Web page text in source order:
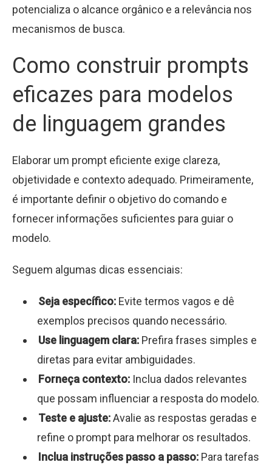
potencializa o alcance orgânico e a relevância nos
mecanismos de busca.
Como construir prompts
eficazes para modelos
de linguagem grandes
Elaborar um prompt eficiente exige clareza,
objetividade e contexto adequado. Primeiramente,
é importante definir o objetivo do comando e
fornecer informações suficientes para guiar o
modelo.
Seguem algumas dicas essenciais:
Seja específico: Evite termos vagos e dê
exemplos precisos quando necessário.
Use linguagem clara: Prefira frases simples e
diretas para evitar ambiguidades.
Forneça contexto: Inclua dados relevantes
que possam influenciar a resposta do modelo.
Teste e ajuste:Avalie as respostas geradas e
refine o prompt para melhorar os resultados.
Inclua instruções passo a passo: Para tarefas